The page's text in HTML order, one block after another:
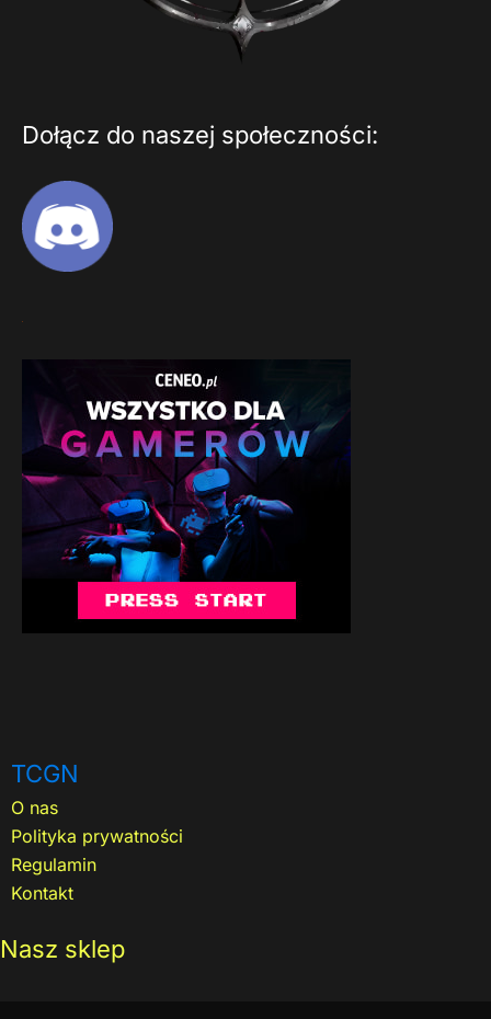
Dołącz do naszej społeczności:
TCGN
O nas
Polityka prywatności
Regulamin
Kontakt
Nasz sklep